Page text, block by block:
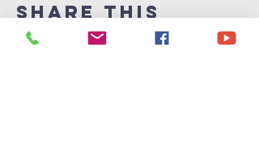
Share This
Event